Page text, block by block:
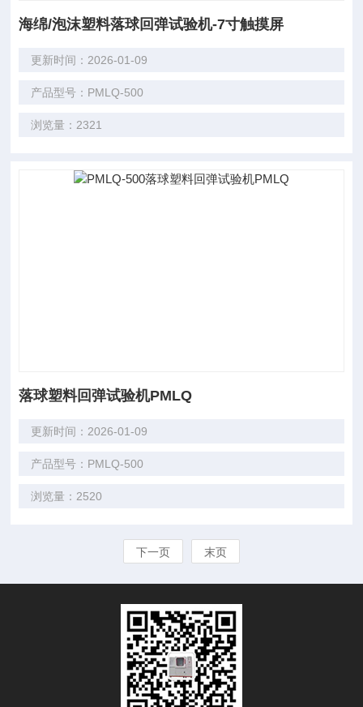
海绵/泡沫塑料落球回弹试验机-7寸触摸屏
更新时间：2026-01-09
产品型号：PMLQ-500
浏览量：2321
落球塑料回弹试验机PMLQ
更新时间：2026-01-09
产品型号：PMLQ-500
浏览量：2520
下一页 末页